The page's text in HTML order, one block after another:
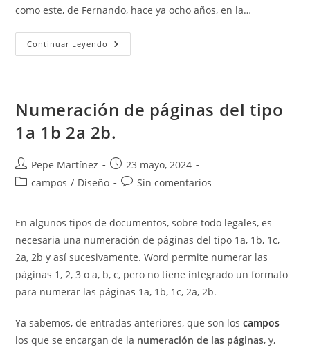
como este, de Fernando, hace ya ocho años, en la…
Continuar Leyendo Errores
En
Notas
Al
Y
Al
Numeración de páginas del tipo
1a 1b 2a 2b.
Autor
de
Pepe Martínez
Publicación
de
23 mayo, 2024
Categoría
entrada:
campos / Diseño
Comentarios
entrada:
Sin comentarios
En algunos tipos de documentos, sobre todo legales, es
necesaria una numeración de páginas del tipo 1a, 1b, 1c,
2a, 2b y así sucesivamente. Word permite numerar las
páginas 1, 2, 3 o a, b, c, pero no tiene integrado un formato
para numerar las páginas 1a, 1b, 1c, 2a, 2b.
Ya sabemos, de entradas anteriores, que son loscampos
los que se encargan de la numeración de las páginas, y,